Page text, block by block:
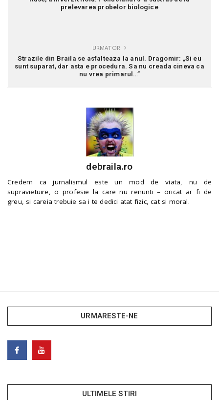
prelevarea probelor biologice
URMATOR
Strazile din Braila se asfalteaza la anul. Dragomir: „Si eu
sunt suparat, dar asta e procedura. Sa nu creada cineva ca
nu vrea primarul…”
debraila.ro
Credem ca jurnalismul este un mod de viata, nu de
supravietuire, o profesie la care nu renunti – oricat ar fi de
greu, si careia trebuie sa i te dedici atat fizic, cat si moral.
URMARESTE-NE
ULTIMELE STIRI